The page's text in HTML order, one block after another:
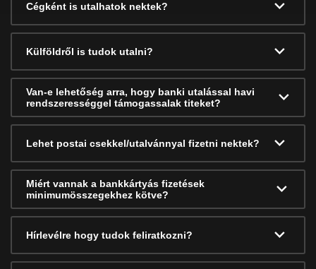
Cégként is utalhatok nektek?
Külföldről is tudok utalni?
Van-e lehetőség arra, hogy banki utalással havi
rendszerességgel támogassalak titeket?
Lehet postai csekkel/utalvánnyal fizetni nektek?
Miért vannak a bankkártyás fizetések
minimumösszegekhez kötve?
Hírlevélre hogy tudok feliratkozni?